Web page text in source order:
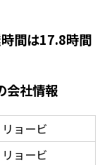
間は17.8時間
会社情報
リョービ
リョービ